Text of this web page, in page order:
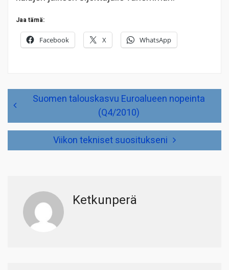
Jaa tämä:
Facebook X WhatsApp
Artikkelien
selaus
Suomen talouskasvu Euroalueen nopeinta
(Q4/2010)
Viikon tekniset suositukseni
Ketkunperä